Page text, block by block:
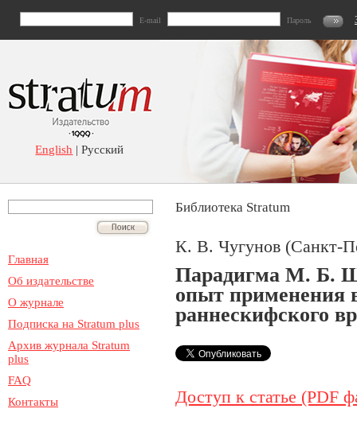
E-mail Пароль
English | Русский
Главная
Об издательстве
О журнале
Подписка на Stratum plus
Архив журнала Stratum
plus
FAQ
Контакты
Библиотека Stratum
К. В. Чугунов (Санкт-
Парадигма М. Б.
опыт применения
раннескифского
Доступ к статье (PDF